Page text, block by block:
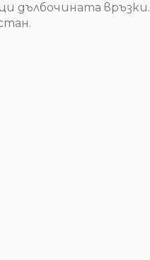
дълбочината връзки.